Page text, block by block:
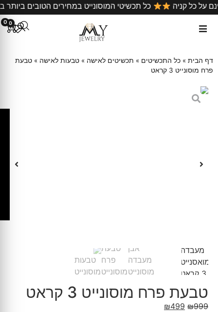
חינם על כל קניה כל תכשיטי המוסונייט במחירים
0 0
דף הבית » כל התכשיטים » תכשיטים לאישה » טבעות לאישה » טבעת
פרח מוסונייט 3 קראט
טבעת פרח מוסונייט 3 קראט
₪999
₪499